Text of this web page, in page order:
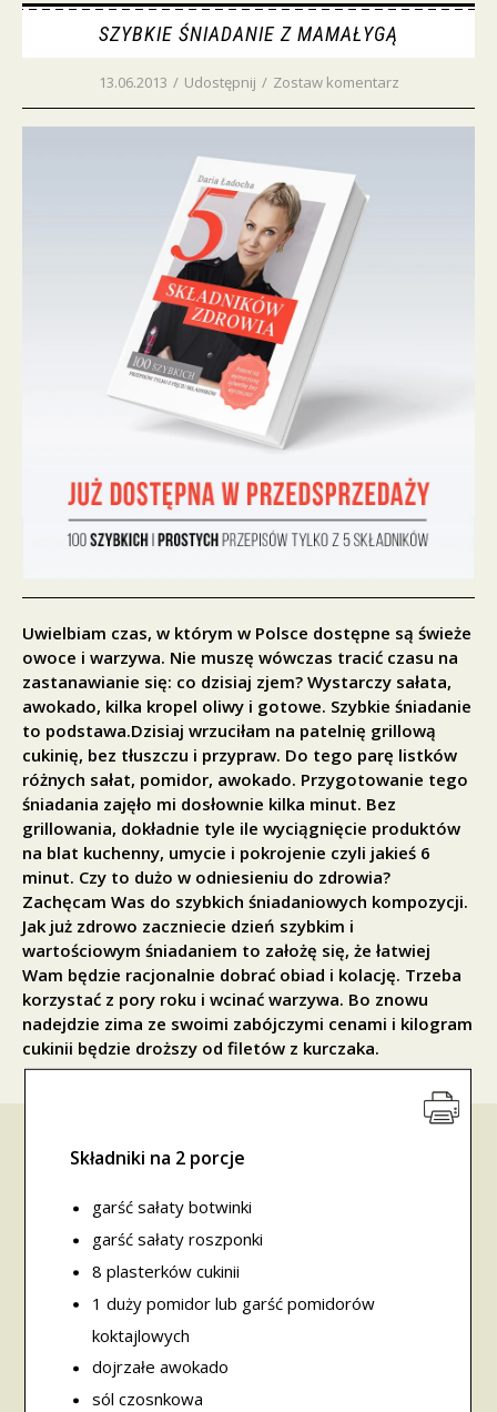
SZYBKIE ŚNIADANIE Z MAMAŁYGĄ
13.06.2013 / Udostępnij / Zostaw komentarz
Uwielbiam czas, w którym w Polsce dostępne są świeże
owoce i warzywa. Nie muszę wówczas tracić czasu na
zastanawianie się: co dzisiaj zjem? Wystarczy sałata,
awokado, kilka kropel oliwy i gotowe. Szybkie śniadanie
to podstawa.Dzisiaj wrzuciłam na patelnię grillową
cukinię, bez tłuszczu i przypraw. Do tego parę listków
różnych sałat, pomidor, awokado. Przygotowanie tego
śniadania zajęło mi dosłownie kilka minut. Bez
grillowania, dokładnie tyle ile wyciągnięcie produktów
na blat kuchenny, umycie i pokrojenie czyli jakieś 6
minut. Czy to dużo w odniesieniu do zdrowia?
Zachęcam Was do szybkich śniadaniowych kompozycji.
Jak już zdrowo zaczniecie dzień szybkim i
wartościowym śniadaniem to założę się, że łatwiej
Wam będzie racjonalnie dobrać obiad i kolację. Trzeba
korzystać z pory roku i wcinać warzywa. Bo znowu
nadejdzie zima ze swoimi zabójczymi cenami i kilogram
cukinii będzie droższy od filetów z kurczaka.
Składniki na 2 porcje
garść sałaty botwinki
garść sałaty roszponki
8 plasterków cukinii
1 duży pomidor lub garść pomidorów
koktajlowych
dojrzałe awokado
sól czosnkowa